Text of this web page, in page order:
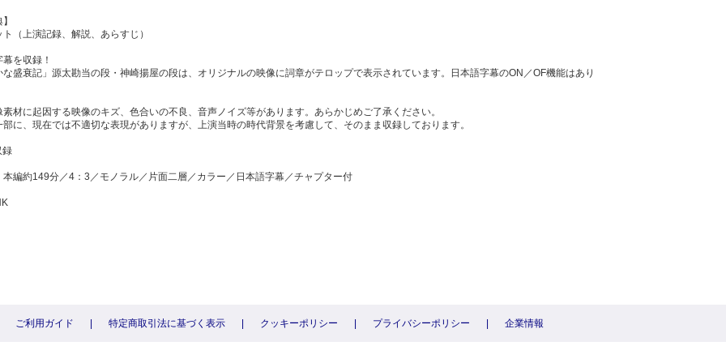
（上演記録、解説、あらすじ）
を収録！
盛衰記」源太勘当の段・神崎揚屋の段は、オリジナルの映像に詞章がテロップで表示されています。日本語字幕のON／OF機能はあり
材に起因する映像のキズ、色合いの不良、音声ノイズ等があります。あらかじめご了承ください。
に、現在では不適切な表現がありますが、上演当時の時代背景を考慮して、そのまま収録しております。
録
本編約149分／4：3／モノラル／片面二層／カラー／日本語字幕／チャプター付
ご利用ガイド 特定商取引法に基づく表示 クッキーポリシー プライバシーポリシー 企業情報